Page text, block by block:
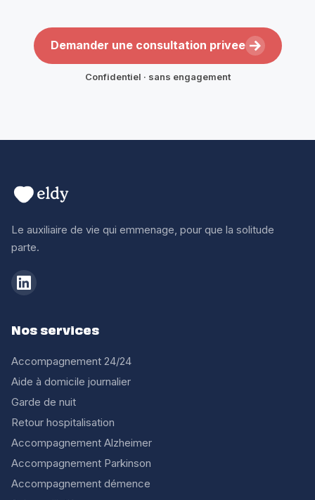
Demander une consultation privee
Confidentiel · sans engagement
Le auxiliaire de vie qui emmenage, pour que la solitude
parte.
Nos services
Accompagnement 24/24
Aide à domicile journalier
Garde de nuit
Retour hospitalisation
Accompagnement Alzheimer
Accompagnement Parkinson
Accompagnement démence